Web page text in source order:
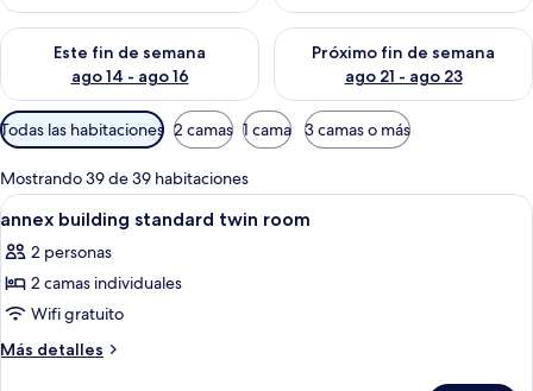
Este fin de semana
ago 14 - ago 16
Consulta la disponibilidad para este fin de semana ago 14 -
Próximo fin de semana
ago 21 - ago 23
Consulta la disponibilidad
Filtros
disponibles
para
las
habitaciones
Todas las habitaciones 2 camas 1 cama 3 camas o más
Mostrando 39 de 39 habitaciones
Abrir
todas
las
fotos
de
annex
Edredón, cortinas blackout, wifi
4
annex building standard twin room
2 personas
2 camas individuales
Wifi gratuito
Más detalles
Más